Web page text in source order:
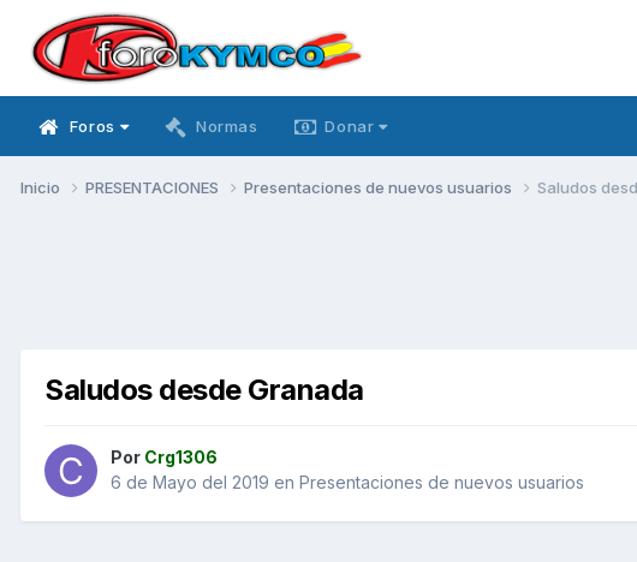
Foros Normas Donar
Inicio PRESENTACIONES Presentaciones de nuevos usuarios Saludos
Saludos desde Granada
Por Crg1306
6 de Mayo del 2019 en Presentaciones de nuevos usuarios